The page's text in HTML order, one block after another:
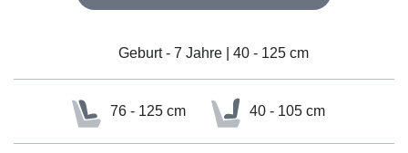
Geburt - 7 Jahre | 40 - 125 cm
76 - 125 cm 40 - 105 cm